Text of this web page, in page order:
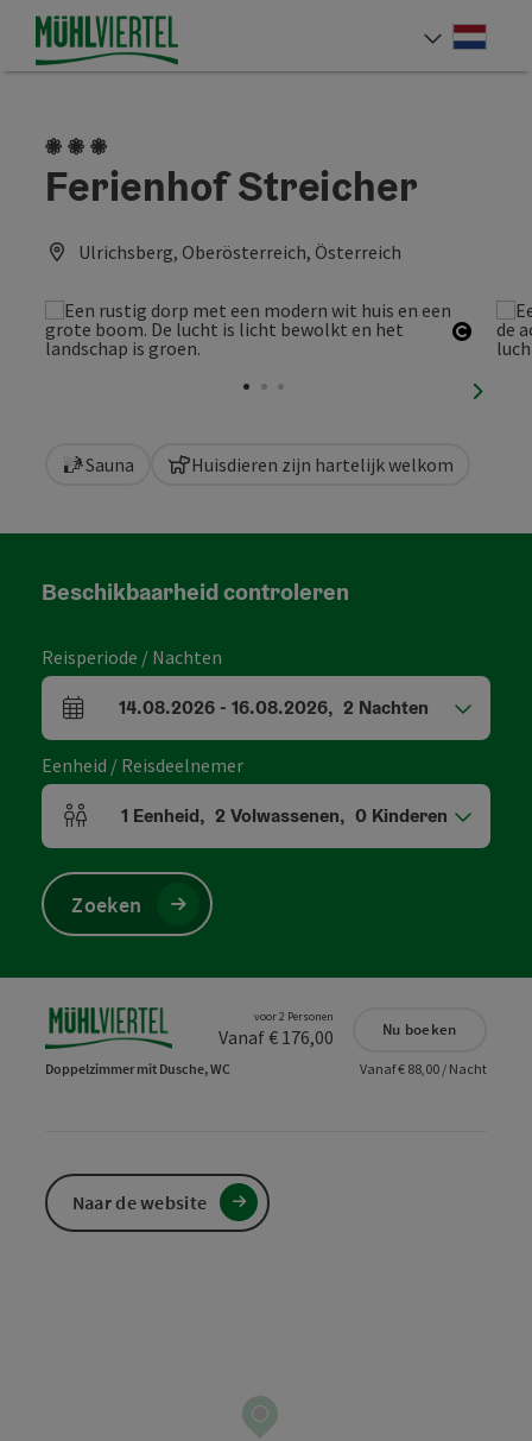
InhoudAccesskey
[0]
NavigatieAccesskey
[1]
PaginabeginAccesskey
[2]
3 Bloemen
Ferienhof Streicher
Ulrichsberg, Oberösterreich, Österreich
Start
Sauna Huisdieren zijn hartelijk welkom
Beschikbaarheid controleren
Reisperiode / Nachten
Velden voor aankomst en vertrek
14.08.2026- 16.08.2026, 2 Nachten
Eenheid / Reisdeelnemer
Aantal eenheden en persoonsvelden
1 Eenheid, 2 Volwassenen, 0 Kinderen
Zoeken
voor 2 Personen
Vanaf € 176,00 Nu boeken
Doppelzimmer mit Dusche, WC Vanaf € 88,00 / Nacht
Naar de website